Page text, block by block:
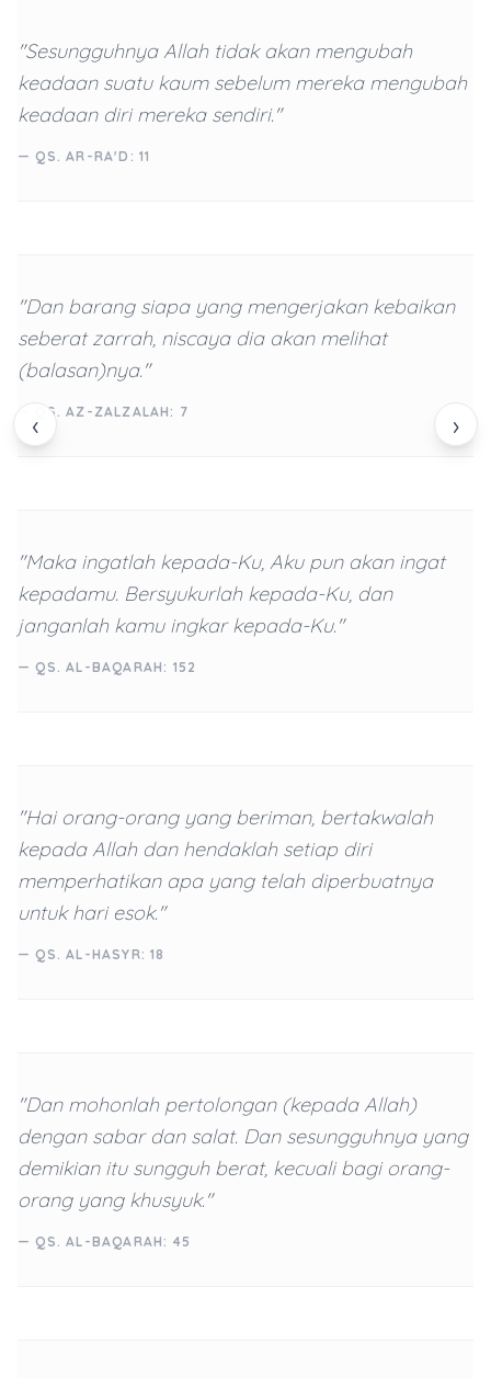
‹ ›
"Sesungguhnya Allah tidak akan mengubah
keadaan suatu kaum sebelum mereka mengubah
keadaan diri mereka sendiri."
— QS. AR-RA'D: 11
"Dan barang siapa yang mengerjakan kebaikan
seberat zarrah, niscaya dia akan melihat
(balasan)nya."
— QS. AZ-ZALZALAH: 7
"Maka ingatlah kepada-Ku, Aku pun akan ingat
kepadamu. Bersyukurlah kepada-Ku, dan
janganlah kamu ingkar kepada-Ku."
— QS. AL-BAQARAH: 152
"Hai orang-orang yang beriman, bertakwalah
kepada Allah dan hendaklah setiap diri
memperhatikan apa yang telah diperbuatnya
untuk hari esok."
— QS. AL-HASYR: 18
"Dan mohonlah pertolongan (kepada Allah)
dengan sabar dan salat. Dan sesungguhnya yang
demikian itu sungguh berat, kecuali bagi orang-
orang yang khusyuk."
— QS. AL-BAQARAH: 45